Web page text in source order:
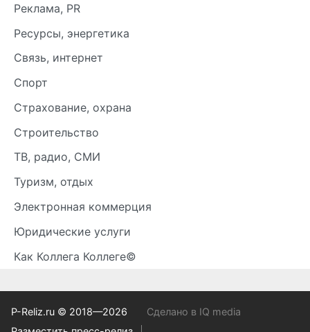
Реклама, PR
Ресурсы, энергетика
Связь, интернет
Спорт
Страхование, охрана
Строительство
ТВ, радио, СМИ
Туризм, отдых
Электронная коммерция
Юридические услуги
Как Коллега Коллеге©
P-Reliz.ru © 2018—2026
Сделано в IQ media